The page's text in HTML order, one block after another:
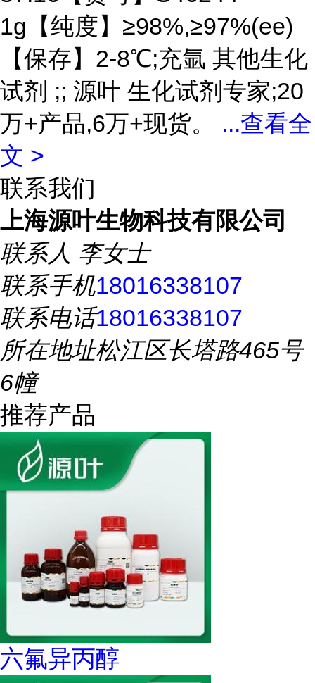
1g【纯度】≥98%,≥97%(ee)
【保存】2-8℃;充氩 其他生化
试剂 ;; 源叶 生化试剂专家;20
万+产品,6万+现货。 ...查看全
文 >
联系我们
上海源叶生物科技有限公司
联系人 李女士
联系手机18016338107
联系电话18016338107
所在地址松江区长塔路465号
6幢
推荐产品
六氟异丙醇